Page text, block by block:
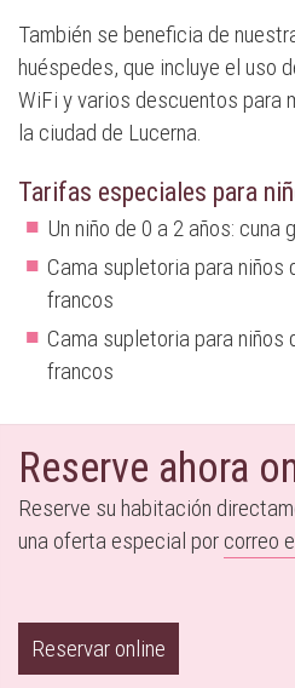
También se beneficia de
huéspedes, que incluye el uso
WiFi y varios descuentos para
la ciudad de Lucerna.
Tarifas especiales para
Un niño de 0 a 2 años: cuna
Cama supletoria para niños
francos
Cama supletoria para niños
francos
Reserve ahora
Reserve su habitación
una oferta especial por correo
Reservar online